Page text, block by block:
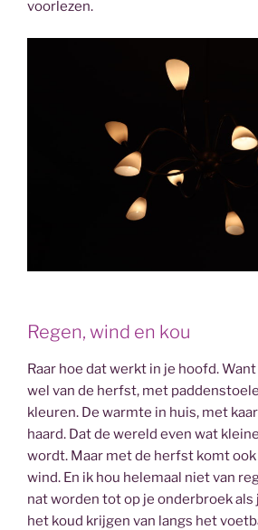
voorlezen.
Regen, wind en kou
Raar hoe dat werkt in je hoofd.
wel van de herfst, met
kleuren. De warmte in huis, met
haard. Dat de wereld even wat
wordt. Maar met de herfst komt
wind. En ik hou helemaal niet van
nat worden tot op je onderbroek als
het koud krijgen van langs het